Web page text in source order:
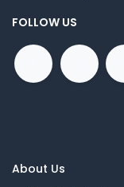
FOLLOW US
About Us